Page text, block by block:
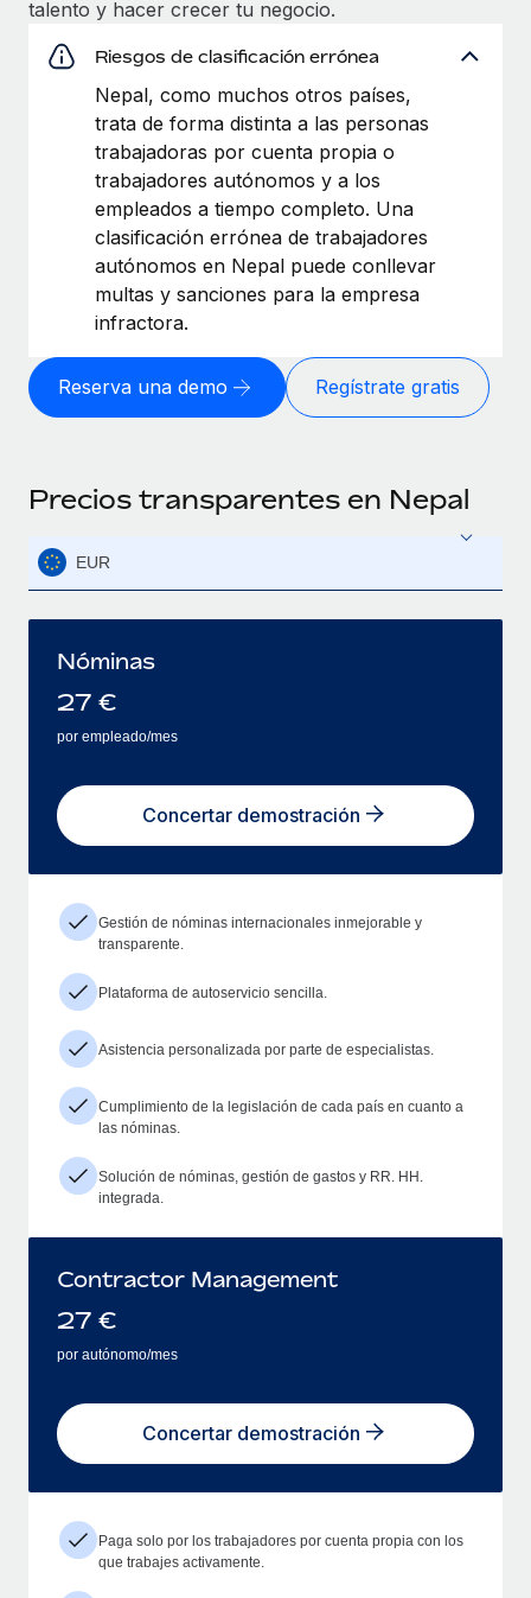
talento y hacer crecer tu negocio.
Riesgos de clasificación errónea
Nepal, como muchos otros países,
trata de forma distinta a las personas
trabajadoras por cuenta propia o
trabajadores autónomos y a los
empleados a tiempo completo. Una
clasificación errónea de trabajadores
autónomos en Nepal puede conllevar
multas y sanciones para la empresa
infractora.
Reserva una demo Regístrate gratis
Precios transparentes en Nepal
EUR
Nóminas
27 €
por empleado/mes
Concertar demostración
Gestión de nóminas internacionales inmejorable y
transparente.
Plataforma de autoservicio sencilla.
Asistencia personalizada por parte de especialistas.
Cumplimiento de la legislación de cada país en cuanto a
las nóminas.
Solución de nóminas, gestión de gastos y RR. HH.
integrada.
Contractor Management
27 €
por autónomo/mes
Concertar demostración
Paga solo por los trabajadores por cuenta propia con los
que trabajes activamente.